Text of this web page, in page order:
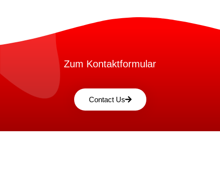
Zum Kontaktformular
Contact Us